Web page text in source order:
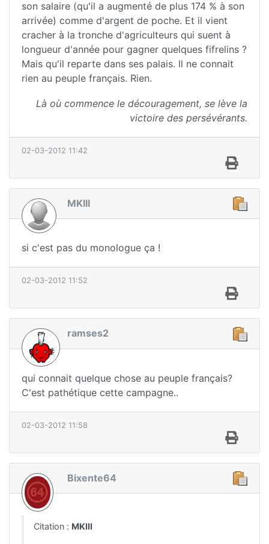
son salaire (qu'il a augmenté de plus 174 % à son
arrivée) comme d'argent de poche. Et il vient
cracher à la tronche d'agriculteurs qui suent à
longueur d'année pour gagner quelques fifrelins ?
Mais qu'il reparte dans ses palais. Il ne connait
rien au peuple français. Rien.
Là où commence le découragement, se lève la
victoire des persévérants.
02-03-2012 11:42
MKIII
si c'est pas du monologue ça !
02-03-2012 11:52
ramses2
qui connait quelque chose au peuple français?
C'est pathétique cette campagne..
02-03-2012 11:58
Bixente64
Citation : MKIII